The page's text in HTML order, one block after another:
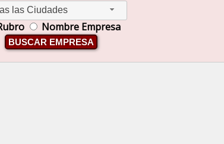
las Ciudades
Nombre Empresa
BUSCAR EMPRESA